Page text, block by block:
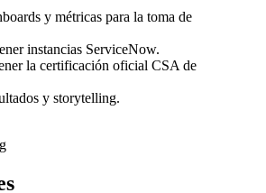
y métricas para la toma de
instancias ServiceNow.
la certificación oficial CSA de
y storytelling.